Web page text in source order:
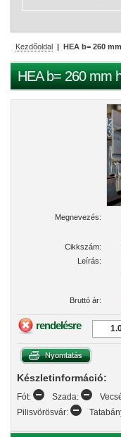
Kezdőoldal | HEA b= 260
HEA b= 260 mm
Megnevezés:
Cikkszám:
Leírás:
Bruttó ár:
rendelésre
Készletinformáció:
Fót: Szada:
Pilisvörösvár: